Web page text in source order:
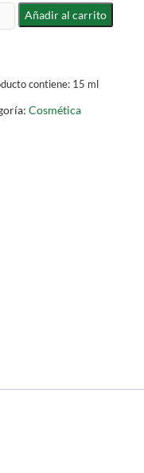
Añadir al carrito
contiene: 15 ml
Cosmética